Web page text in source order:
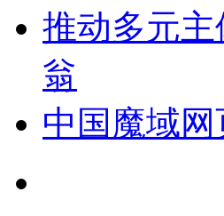
推动多元
翁
中国魔域